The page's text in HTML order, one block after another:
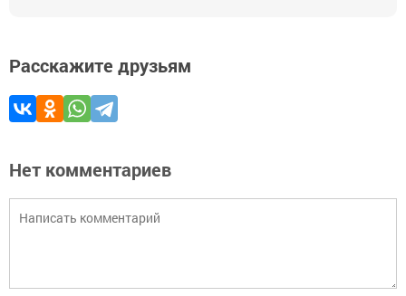
Расскажите друзьям
Нет комментариев